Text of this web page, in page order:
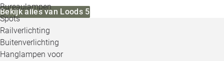
Bureaulampen
Spots
Railverlichting
Buitenverlichting
Hanglampen voor
Bekijk alles van Loods 5